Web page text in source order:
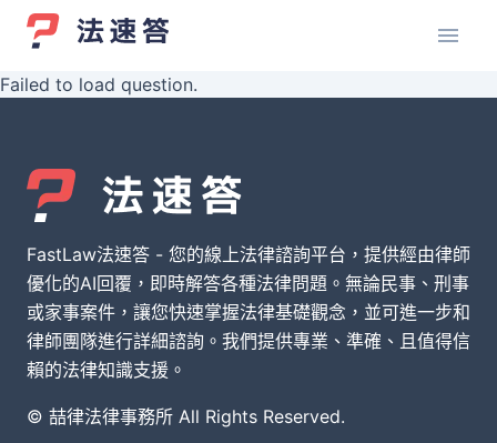
Failed to load question.
FastLaw法速答 - 您的線上法律諮詢平台，提供經由律師
優化的AI回覆，即時解答各種法律問題。無論民事、刑事
或家事案件，讓您快速掌握法律基礎觀念，並可進一步和
律師團隊進行詳細諮詢。我們提供專業、準確、且值得信
賴的法律知識支援。
© 喆律法律事務所 All Rights Reserved.